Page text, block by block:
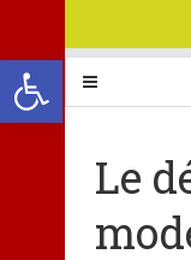
Ouvrir la barre d’outils
Le